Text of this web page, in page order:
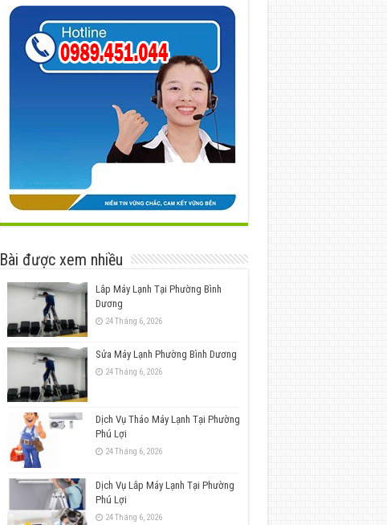
Bài được xem nhiều
Lắp Máy Lạnh Tại Phường Bình
Dương
24 Tháng 6, 2026
Sửa Máy Lạnh Phường Bình Dương
24 Tháng 6, 2026
Dịch Vụ Tháo Máy Lạnh Tại Phường
Phú Lợi
24 Tháng 6, 2026
Dịch Vụ Lắp Máy Lạnh Tại Phường
Phú Lợi
24 Tháng 6, 2026